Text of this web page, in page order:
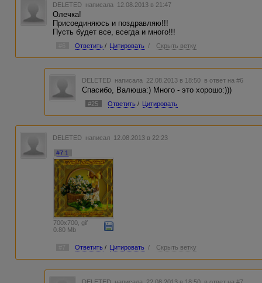
DELETED написала 12.08.2013 в 21:47
Олечка!
Присоединяюсь и поздравляю!!!
Пусть будет все, всегда и много!!!
Ответить / Цитировать / Скрыть ветку
DELETED написала 22.08.2013 в 18:50 в ответ на #6
Спасибо, Валюша:) Много - это хорошо:)))
#25 Ответить / Цитировать
DELETED написал 12.08.2013 в 22:23
#7.1
700x700, gif
0.80 Mb
Ответить / Цитировать / Скрыть ветку